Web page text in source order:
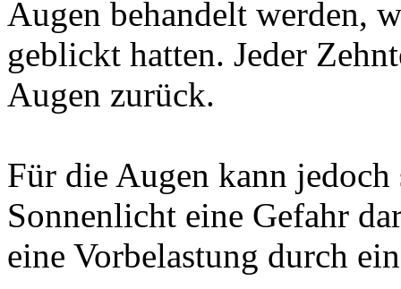
Augen behandelt werden,
geblickt hatten. Jeder
Augen zurück.
Für die Augen kann jedoch
Sonnenlicht eine Gefahr
eine Vorbelastung durch